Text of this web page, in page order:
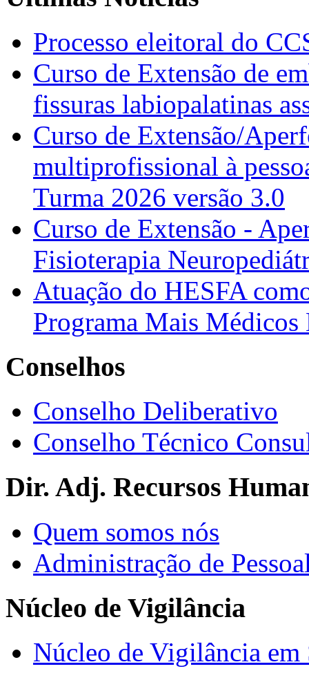
Processo eleitoral do
Curso de Extensão de
fissuras labiopalatinas
Curso de Extensão/
multiprofissional à
Turma 2026 versão 3.0
Curso de Extensão -
Fisioterapia
Atuação do HESFA
Programa Mais
Conselhos
Conselho Deliberativo
Conselho Técnico
Dir. Adj. Recursos
Quem somos nós
Administração de
Núcleo de Vigilância
Núcleo de Vigilância em